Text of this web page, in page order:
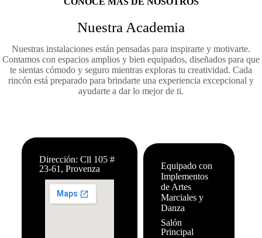
Nuestra Academia
Nuestras instalaciones están pensadas para inspirarte y motivarte.
Contamos con espacios amplios y bien equipados, diseñados para que
te sientas cómodo y seguro mientras exploras tu creatividad. Cada
rincón está preparado para brindarte una experiencia excepcional y
ayudarte a dar lo mejor de ti.
Dirección: Cll 105 #
23-61, Provenza
Equipado con
Implementos
de Artes
Marciales y
Danza
Salón
Principal